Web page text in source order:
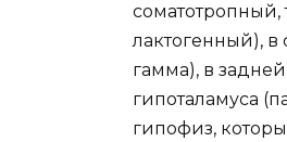
лактогенный),
гамма), в
гипоталамуса
гипофиз,